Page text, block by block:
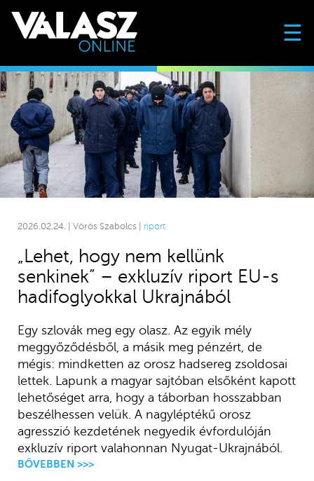
☰
2026.02.24. | Vörös Szabolcs | riport
„Lehet, hogy nem kellünk
senkinek” – exkluzív riport EU-s
hadifoglyokkal Ukrajnából
Egy szlovák meg egy olasz. Az egyik mély
meggyőződésből, a másik meg pénzért, de
mégis: mindketten az orosz hadsereg zsoldosai
lettek. Lapunk a magyar sajtóban elsőként kapott
lehetőséget arra, hogy a táborban hosszabban
beszélhessen velük. A nagyléptékű orosz
agresszió kezdetének negyedik évfordulóján
exkluzív riport valahonnan Nyugat-Ukrajnából.
BŐVEBBEN >>>